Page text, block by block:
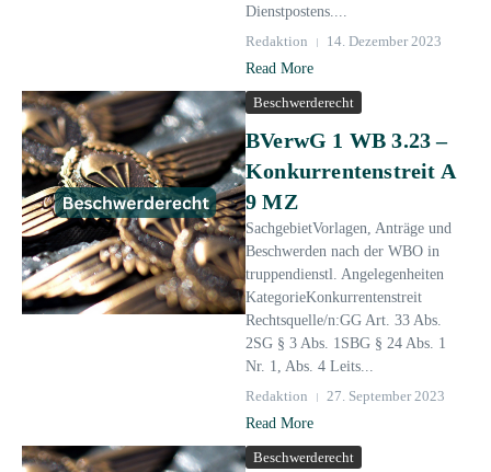
Dienstpostens....
Redaktion
14. Dezember 2023
Read More
Beschwerderecht
BVerwG 1 WB 3.23 –
Konkurrentenstreit A
9 MZ
SachgebietVorlagen, Anträge und
Beschwerden nach der WBO in
truppendienstl. Angelegenheiten
KategorieKonkurrentenstreit
Rechtsquelle/n:GG Art. 33 Abs.
2SG § 3 Abs. 1SBG § 24 Abs. 1
Nr. 1, Abs. 4 Leits...
Redaktion
27. September 2023
Read More
Beschwerderecht